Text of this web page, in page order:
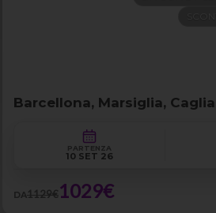
Barcellona, Marsiglia,
PARTENZA
10 SET 26
DA1129€1029€